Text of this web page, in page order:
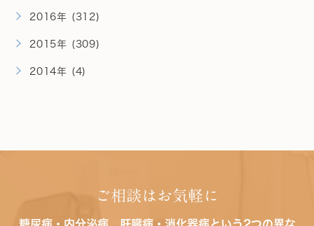
2016年 (312)
2015年 (309)
2014年 (4)
ご相談はお気軽に